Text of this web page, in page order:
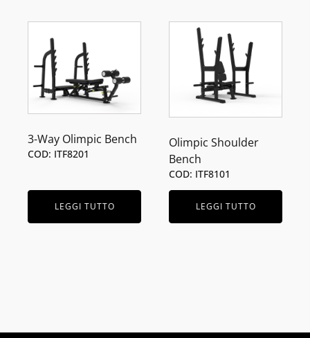
3-Way Olimpic Bench
COD: ITF8201
LEGGI TUTTO
Olimpic Shoulder
Bench
COD: ITF8101
LEGGI TUTTO